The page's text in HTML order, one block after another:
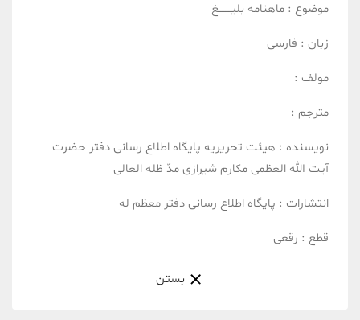
موضوع : ماهنامه بلیــــــــغ
زبان : فارسی
مولف :
مترجم :
نویسنده : هیئت تحریریه پایگاه اطلاع رسانی دفتر حضرت
آیت الله العظمی مکارم شیرازی مدّ ظله العالی
انتشارات : پایگاه اطلاع رسانی دفتر معظم له
قطع : رقعی
بستن